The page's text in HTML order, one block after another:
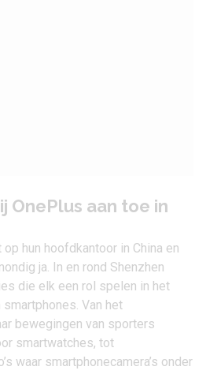
OnePlus aan toe in
hun hoofdkantoor in China en
ja. In en rond Shenzhen
die elk een rol spelen in het
smartphones. Van het
bewegingen van sporters
smartwatches, tot
waar smartphonecamera’s onder